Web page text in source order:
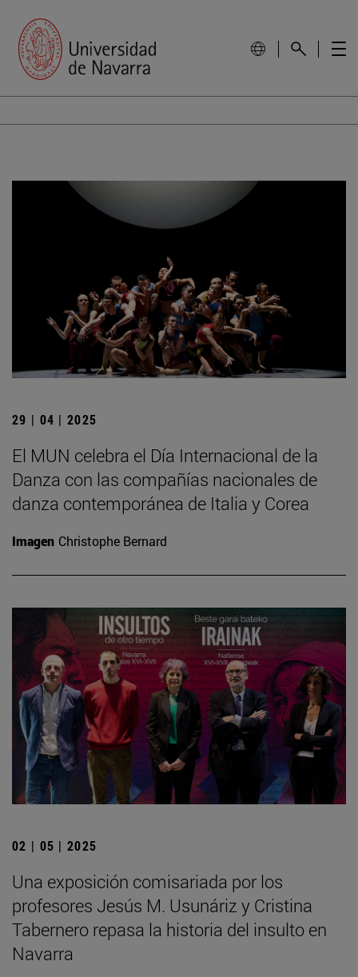
29 | 04 | 2025
El MUN celebra el Día Internacional de la
Danza con las compañías nacionales de
danza contemporánea de Italia y Corea
Imagen Christophe Bernard
02 | 05 | 2025
Una exposición comisariada por los
profesores Jesús M. Usunáriz y Cristina
Tabernero repasa la historia del insulto en
Navarra